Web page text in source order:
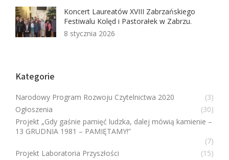
Koncert Laureatów XVIII Zabrzańskiego
Festiwalu Kolęd i Pastorałek w Zabrzu.
8 stycznia 2026
Kategorie
Narodowy Program Rozwoju Czytelnictwa 2020
(3)
Ogłoszenia
(30)
Projekt „Gdy gaśnie pamięć ludzka, dalej mówią kamienie –
13 GRUDNIA 1981 – PAMIĘTAMY!”
(7)
Projekt Laboratoria Przyszłości
(15)